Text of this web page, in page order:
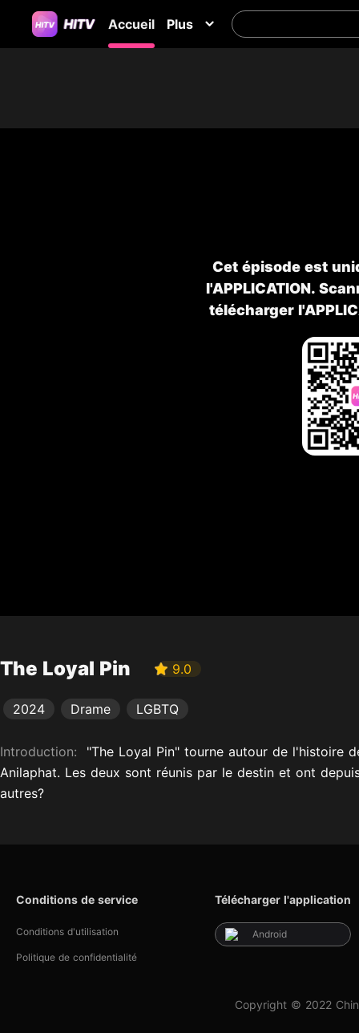
Accueil Plus
Cet épisode est
l'APPLICATION.
télécharger
The Loyal Pin 9.0
2024 Drame LGBTQ
Introduction: "The Loyal Pin" tourne autour de l'histoire
Anilaphat. Les deux sont réunis par le destin et ont
autres?
Conditions de service
Conditions d'utilisation
Politique de confidentialité
Télécharger l'application
Android
Copyright © 2022